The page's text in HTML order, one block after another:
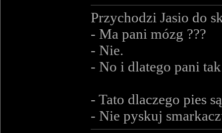
Przychodzi Jasio do
- Ma pani mózg ???
- Nie.
- No i dlatego pani
- Tato dlaczego pies
- Nie pyskuj